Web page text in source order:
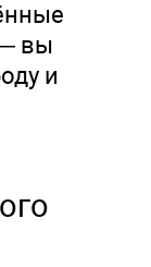
вы
и